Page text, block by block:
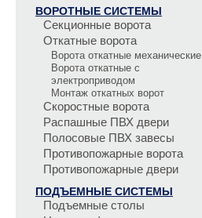
ВОРОТНЫЕ СИСТЕМЫ
Секционные ворота
Откатные ворота
Ворота откатные механические
Ворота откатные с
электроприводом
Монтаж откатных ворот
Скоростные ворота
Распашные ПВХ двери
Полосовые ПВХ завесы
Противопожарные ворота
Противопожарные двери
ПОДЪЕМНЫЕ СИСТЕМЫ
Подъемные столы